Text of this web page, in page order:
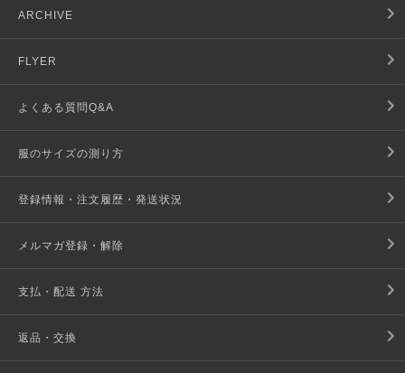
ARCHIVE
FLYER
よくある質問Q&A
服のサイズの測り方
登録情報・注文履歴・発送状況
メルマガ登録・解除
支払・配送 方法
返品・交換